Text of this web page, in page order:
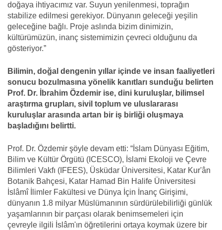
doğaya ihtiyacımız var. Suyun yenilenmesi, toprağın
stabilize edilmesi gerekiyor. Dünyanın geleceği yeşilin
geleceğine bağlı. Proje aslında bizim dinimizin,
kültürümüzün, inanç sistemimizin çevreci olduğunu da
gösteriyor.”
Bilimin, doğal dengenin yıllar içinde ve insan faaliyetleri
sonucu bozulmasına yönelik kanıtları sunduğu belirten
Prof. Dr. İbrahim Özdemir ise, dini kuruluşlar, bilimsel
araştırma grupları, sivil toplum ve uluslararası
kuruluşlar arasında artan bir iş birliği oluşmaya
başladığını belirtti.
Prof. Dr. Özdemir şöyle devam etti: “İslam Dünyası Eğitim,
Bilim ve Kültür Örgütü (ICESCO), İslami Ekoloji ve Çevre
Bilimleri Vakfı (IFEES), Üsküdar Üniversitesi, Katar Kur'ân
Botanik Bahçesi, Katar Hamad Bin Halife Üniversitesi
İslâmî İlimler Fakültesi ve Dünya İçin İnanç Girişimi,
dünyanın 1.8 milyar Müslümanının sürdürülebilirliği günlük
yaşamlarının bir parçası olarak benimsemeleri için
çevreyle ilgili İslâm'ın öğretilerini ortaya koymak üzere bir